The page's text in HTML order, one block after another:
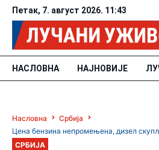
Петак, 7. август 2026. 11:43
НАСЛОВНА НАЈНОВИЈЕ
Насловна
Србија
Цена бензина непромењена, дизел
СРБИЈА